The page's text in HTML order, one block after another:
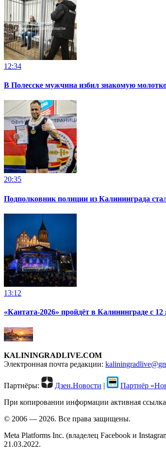
12:34
В Полесске мужчина избил знакомую
20:35
Подполковник полиции из Калининграда
13:12
«Кантата-2026» пройдёт в Калининграде с
KALININGRADLIVE.COM
Электронная почта редакции:
Партнёры: Дзен.Новости |
Партнёр
При копировании информации активная ссылка
© 2006 — 2026. Все права защищены.
Meta Platforms Inc. (владелец Facebook и
21.03.2022.